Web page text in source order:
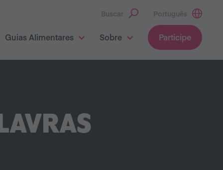
Buscar Português
Guias Alimentares Sobre Participe